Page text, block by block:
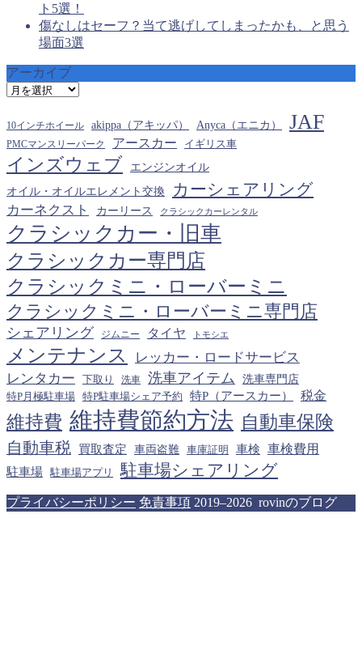
ト5選！
傷なしはセーフ？当て逃げしてしまったかも、と思う
場面3選
アーカイブ
ア
カ
イ
ブ
10インチホイール akippa（アキッパ） Anyca（エニカ） JAF
PMCマンスリーパーク アースカー イギリス車
インズウェブ エンジンオイル
オイル・オイルエレメント交換 カーシェアリング
カーネクスト カーリース クラシックカーレンタル
クラシックカー・旧車
クラシックカー専門店
クラシックミニ・ローバーミニ
クラシックミニ・ローバーミニ専門店
シェアリング ジムニー タイヤ トモシエ
メンテナンス
レッカー・ロードサービス
レンタカー
下取り 洗車 洗車アイテム
洗車専門店
特P月極駐車場
特P駐車場シェア予約 特P（アースカー） 税金
維持費 維持費節約方法 自動車保険
自動車税 買取査定 車両盗難 車庫証明 車検 車検費用
駐車場 駐車場アプリ 駐車場シェアリング
プライバシーポリシー 免責事項 2019–2026 rovinのブログ